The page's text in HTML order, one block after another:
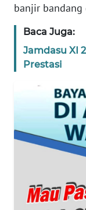
banjir bandang
Baca Juga:
Jamdasu XI
Prestasi
WN
WN
BANTEN
WN
WN
PAPUA